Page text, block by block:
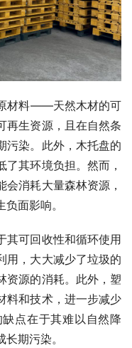
材料——天然木材的可
再生资源，且在自然条
污染。此外，木托盘的
其环境负担。然而，
消耗大量森林资源，
面影响。
其可回收性和循环使用
用，大大减少了垃圾的
资源的消耗。此外，塑
料和技术，进一步减少
点在于其难以自然降
期污染。